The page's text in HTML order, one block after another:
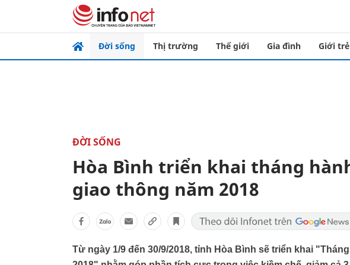
Đời sống Thị trường Thế giới Gia đình Giới trẻ
ĐỜI SỐNG
Hòa Bình triển khai tháng
giao thông năm 2018
Từ ngày 1/9 đến 30/9/2018, tỉnh Hòa Bình sẽ triển khai